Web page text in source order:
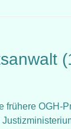
frühere